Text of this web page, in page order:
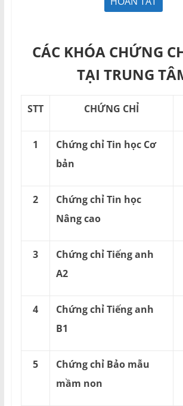
CÁC KHÓA CHỨNG
TẠI TRUNG
STT CHỨNG CHỈ
1
Chứng chỉ Tin học Cơ
bản
2
Chứng chỉ Tin học
Nâng cao
3
Chứng chỉ Tiếng anh
A2
4
Chứng chỉ Tiếng anh
B1
5
Chứng chỉ Bảo mẫu
mầm non